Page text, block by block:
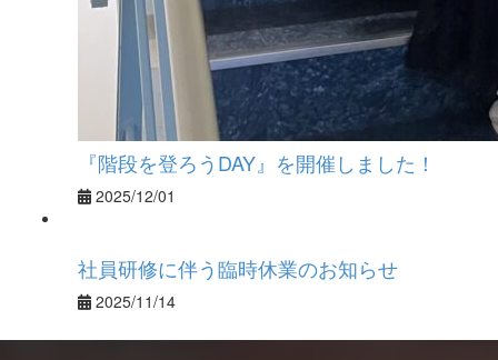
『階段を登ろうDAY』を開催しました！
2025/12/01
社員研修に伴う臨時休業のお知らせ
2025/11/14